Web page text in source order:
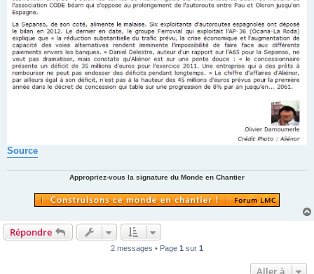
Source
Appropriez-vous la signature du Monde en Chantier
Répondre
2 messages • Page 1 sur 1